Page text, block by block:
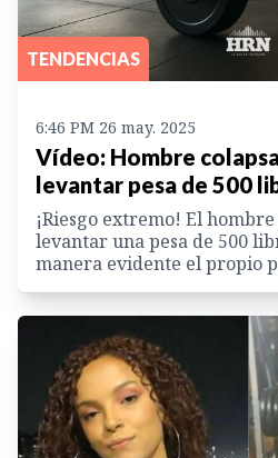
TENDENCIAS
6:46 PM 26 may. 2025
Vídeo: Hombre
levantar pesa de 500
¡Riesgo extremo! El
levantar una pesa de 500
manera evidente el propio